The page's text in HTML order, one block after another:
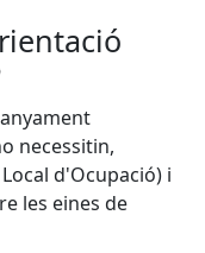
necessitin,
d'Ocupació) i
les eines de